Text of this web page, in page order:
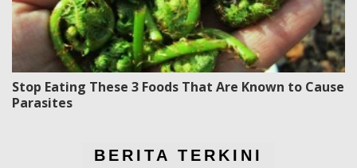
Stop Eating These 3 Foods That Are Known to Cause
Parasites
BERITA TERKINI